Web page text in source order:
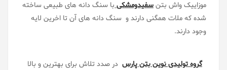
موزاییک واش بتنسفیدومشکی با سنگ دانه های طبیعی ساخته
شده که ملات همگنی دارند و سنگ دانه های آن تا اخرین لایه
وجود دارند.
گروه تولیدی نوین بتن پارس در صدد تلاش برای بهترین و بالا